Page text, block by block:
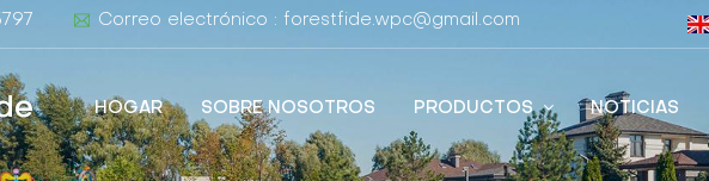
Correo electrónico : forestfide.wpc@gmail.com
HOGAR SOBRE NOSOTROS PRODUCTOS NOTICIAS